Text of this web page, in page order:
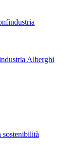
Alberghi
sostenibilità